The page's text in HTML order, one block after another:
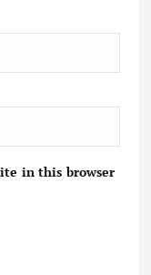
in this browser